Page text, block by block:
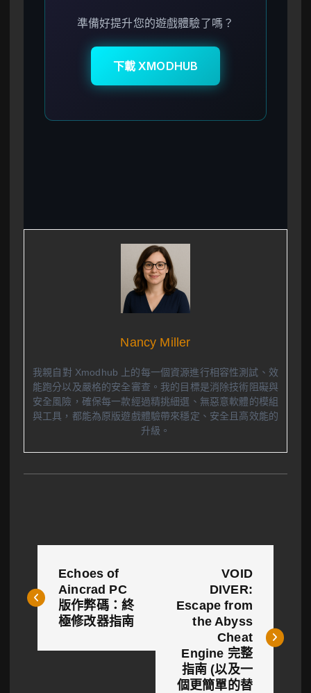
準備好提升您的遊戲體驗了嗎？
下載 XMODHUB
Nancy Miller
我親自對 Xmodhub 上的每一個資源進行相容性測試、效
能跑分以及嚴格的安全審查。我的目標是消除技術阻礙與
安全風險，確保每一款經過精挑細選、無惡意軟體的模組
與工具，都能為原版遊戲體驗帶來穩定、安全且高效能的
升級。
章
導
Echoes of
Aincrad PC
版作弊碼：終
極修改器指南
VOID
DIVER:
Escape from
the Abyss
Cheat
Engine 完整
指南 (以及一
個更簡單的替